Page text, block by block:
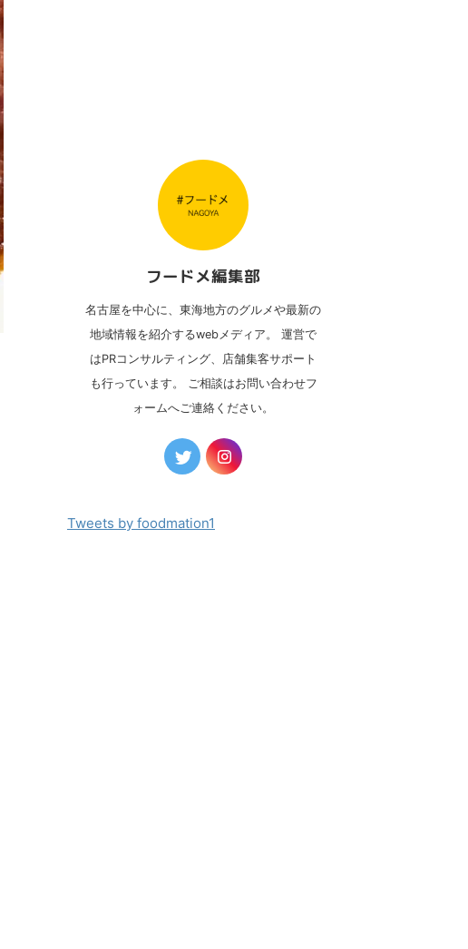
フードメ編集部
名古屋を中心に、東海地方のグルメや最新の
地域情報を紹介するwebメディア。 運営で
はPRコンサルティング、店舗集客サポート
も行っています。 ご相談はお問い合わせフ
ォームへご連絡ください。
Tweets by foodmation1